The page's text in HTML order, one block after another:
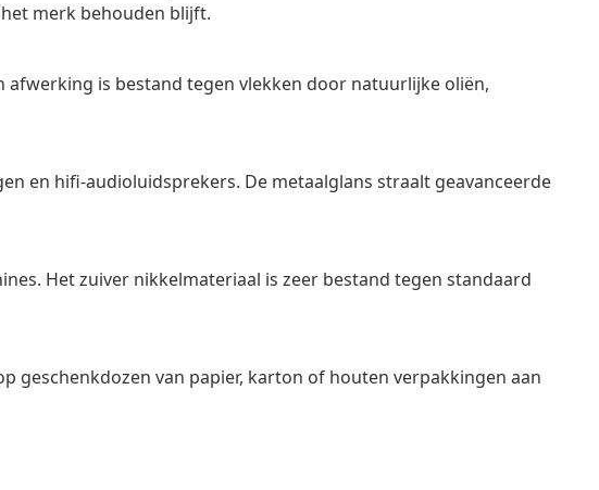
merk behouden blijft.
is bestand tegen vlekken door natuurlijke oliën,
en hifi-audioluidsprekers. De metaalglans straalt geavanceerde
Het zuiver nikkelmateriaal is zeer bestand tegen standaard
geschenkdozen van papier, karton of houten verpakkingen aan